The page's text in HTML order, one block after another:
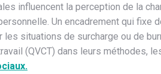
influencent la perception de la
Un encadrement qui fixe
situations de surcharge ou de
(QVCT) dans leurs méthodes,